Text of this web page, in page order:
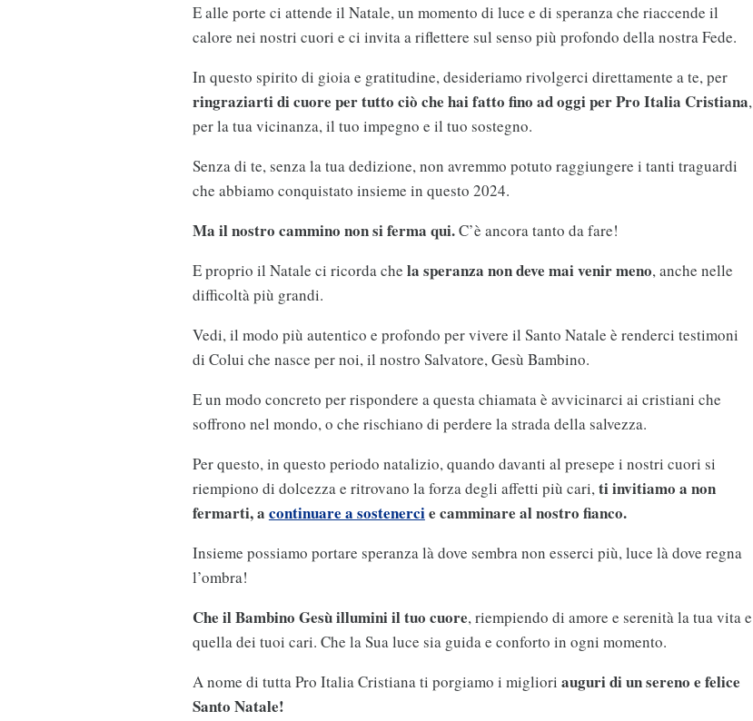
E alle porte ci attende il Natale, un momento di luce e di speranza che riaccende il
calore nei nostri cuori e ci invita a riflettere sul senso più profondo della nostra Fede.
In questo spirito di gioia e gratitudine, desideriamo rivolgerci direttamente a te, per
ringraziarti di cuore per tutto ciò che hai fatto fino ad oggi per Pro Italia Cristiana,
per la tua vicinanza, il tuo impegno e il tuo sostegno.
Senza di te, senza la tua dedizione, non avremmo potuto raggiungere i tanti traguardi
che abbiamo conquistato insieme in questo 2024.
Ma il nostro cammino non si ferma qui.C’è ancora tanto da fare!
E proprio il Natale ci ricorda che la speranza non deve mai venir meno, anche nelle
difficoltà più grandi.
Vedi, il modo più autentico e profondo per vivere il Santo Natale è renderci testimoni
di Colui che nasce per noi, il nostro Salvatore, Gesù Bambino.
E un modo concreto per rispondere a questa chiamata è avvicinarci ai cristiani che
soffrono nel mondo, o che rischiano di perdere la strada della salvezza.
Per questo, in questo periodo natalizio, quando davanti al presepe i nostri cuori si
riempiono di dolcezza e ritrovano la forza degli affetti più cari,ti invitiamo a non
fermarti, a continuare a sostenercie camminare al nostro fianco.
Insieme possiamo portare speranza là dove sembra non esserci più, luce là dove regna
l’ombra!
Che il Bambino Gesù illumini il tuo cuore, riempiendo di amore e serenità la tua vita e
quella dei tuoi cari. Che la Sua luce sia guida e conforto in ogni momento.
A nome di tutta Pro Italia Cristiana ti porgiamo i migliori auguri di un sereno e felice
Santo Natale!